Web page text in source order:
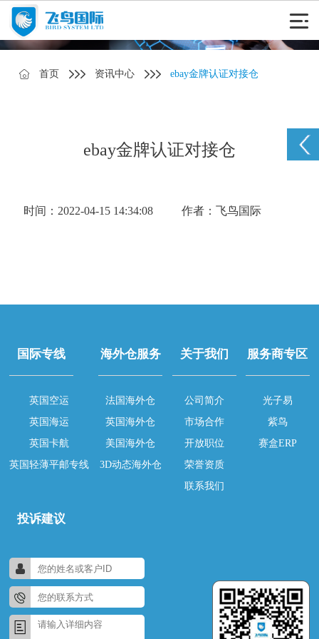
首页 资讯中心 ebay金牌认证对接仓
ebay金牌认证对接仓
时间：2022-04-15 14:34:08 作者：飞鸟国际
国际专线
英国空运
英国海运
英国卡航
英国轻薄平邮专线
海外仓服务
法国海外仓
英国海外仓
美国海外仓
3D动态海外仓
关于我们
公司简介
市场合作
开放职位
荣誉资质
联系我们
服务商专区
光子易
紫鸟
赛盒ERP
投诉建议